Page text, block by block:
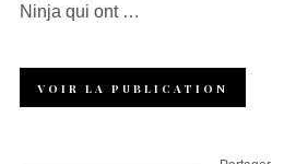
Ninja qui ont …
VOIR LA PUBLICATION